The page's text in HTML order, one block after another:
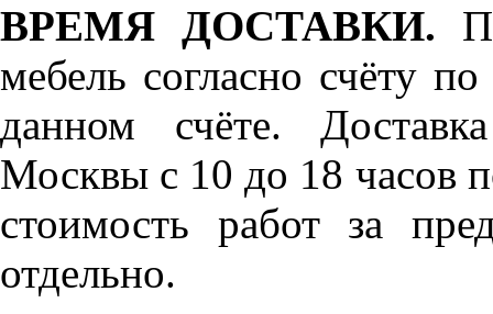
ВРЕМЯ ДОСТАВКИ.
мебель согласно счёту
данном счёте.
Москвы с 10 до 18 часов
стоимость работ за
отдельно.